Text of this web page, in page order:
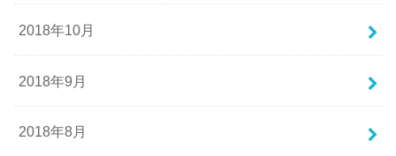
2018年10月
2018年9月
2018年8月